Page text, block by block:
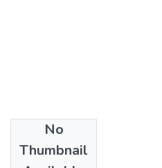
No
Thumbnail
2001-09